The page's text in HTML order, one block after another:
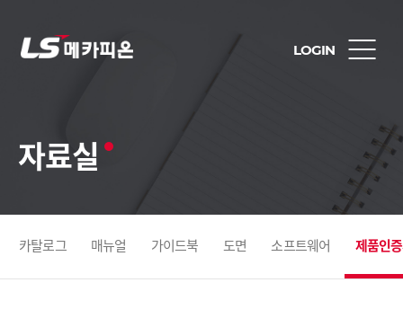
LOGIN
자료실
카탈로그 매뉴얼 가이드북 도면 소프트웨어 제품인